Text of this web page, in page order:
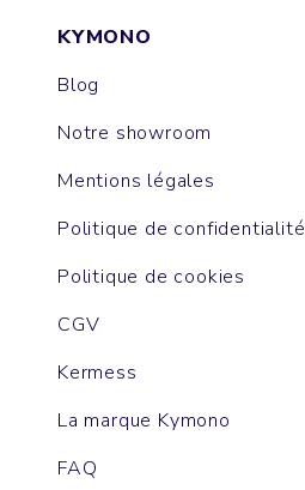
KYMONO
Blog
Notre showroom
Mentions légales
Politique de confidentialité
Politique de cookies
CGV
Kermess
La marque Kymono
FAQ